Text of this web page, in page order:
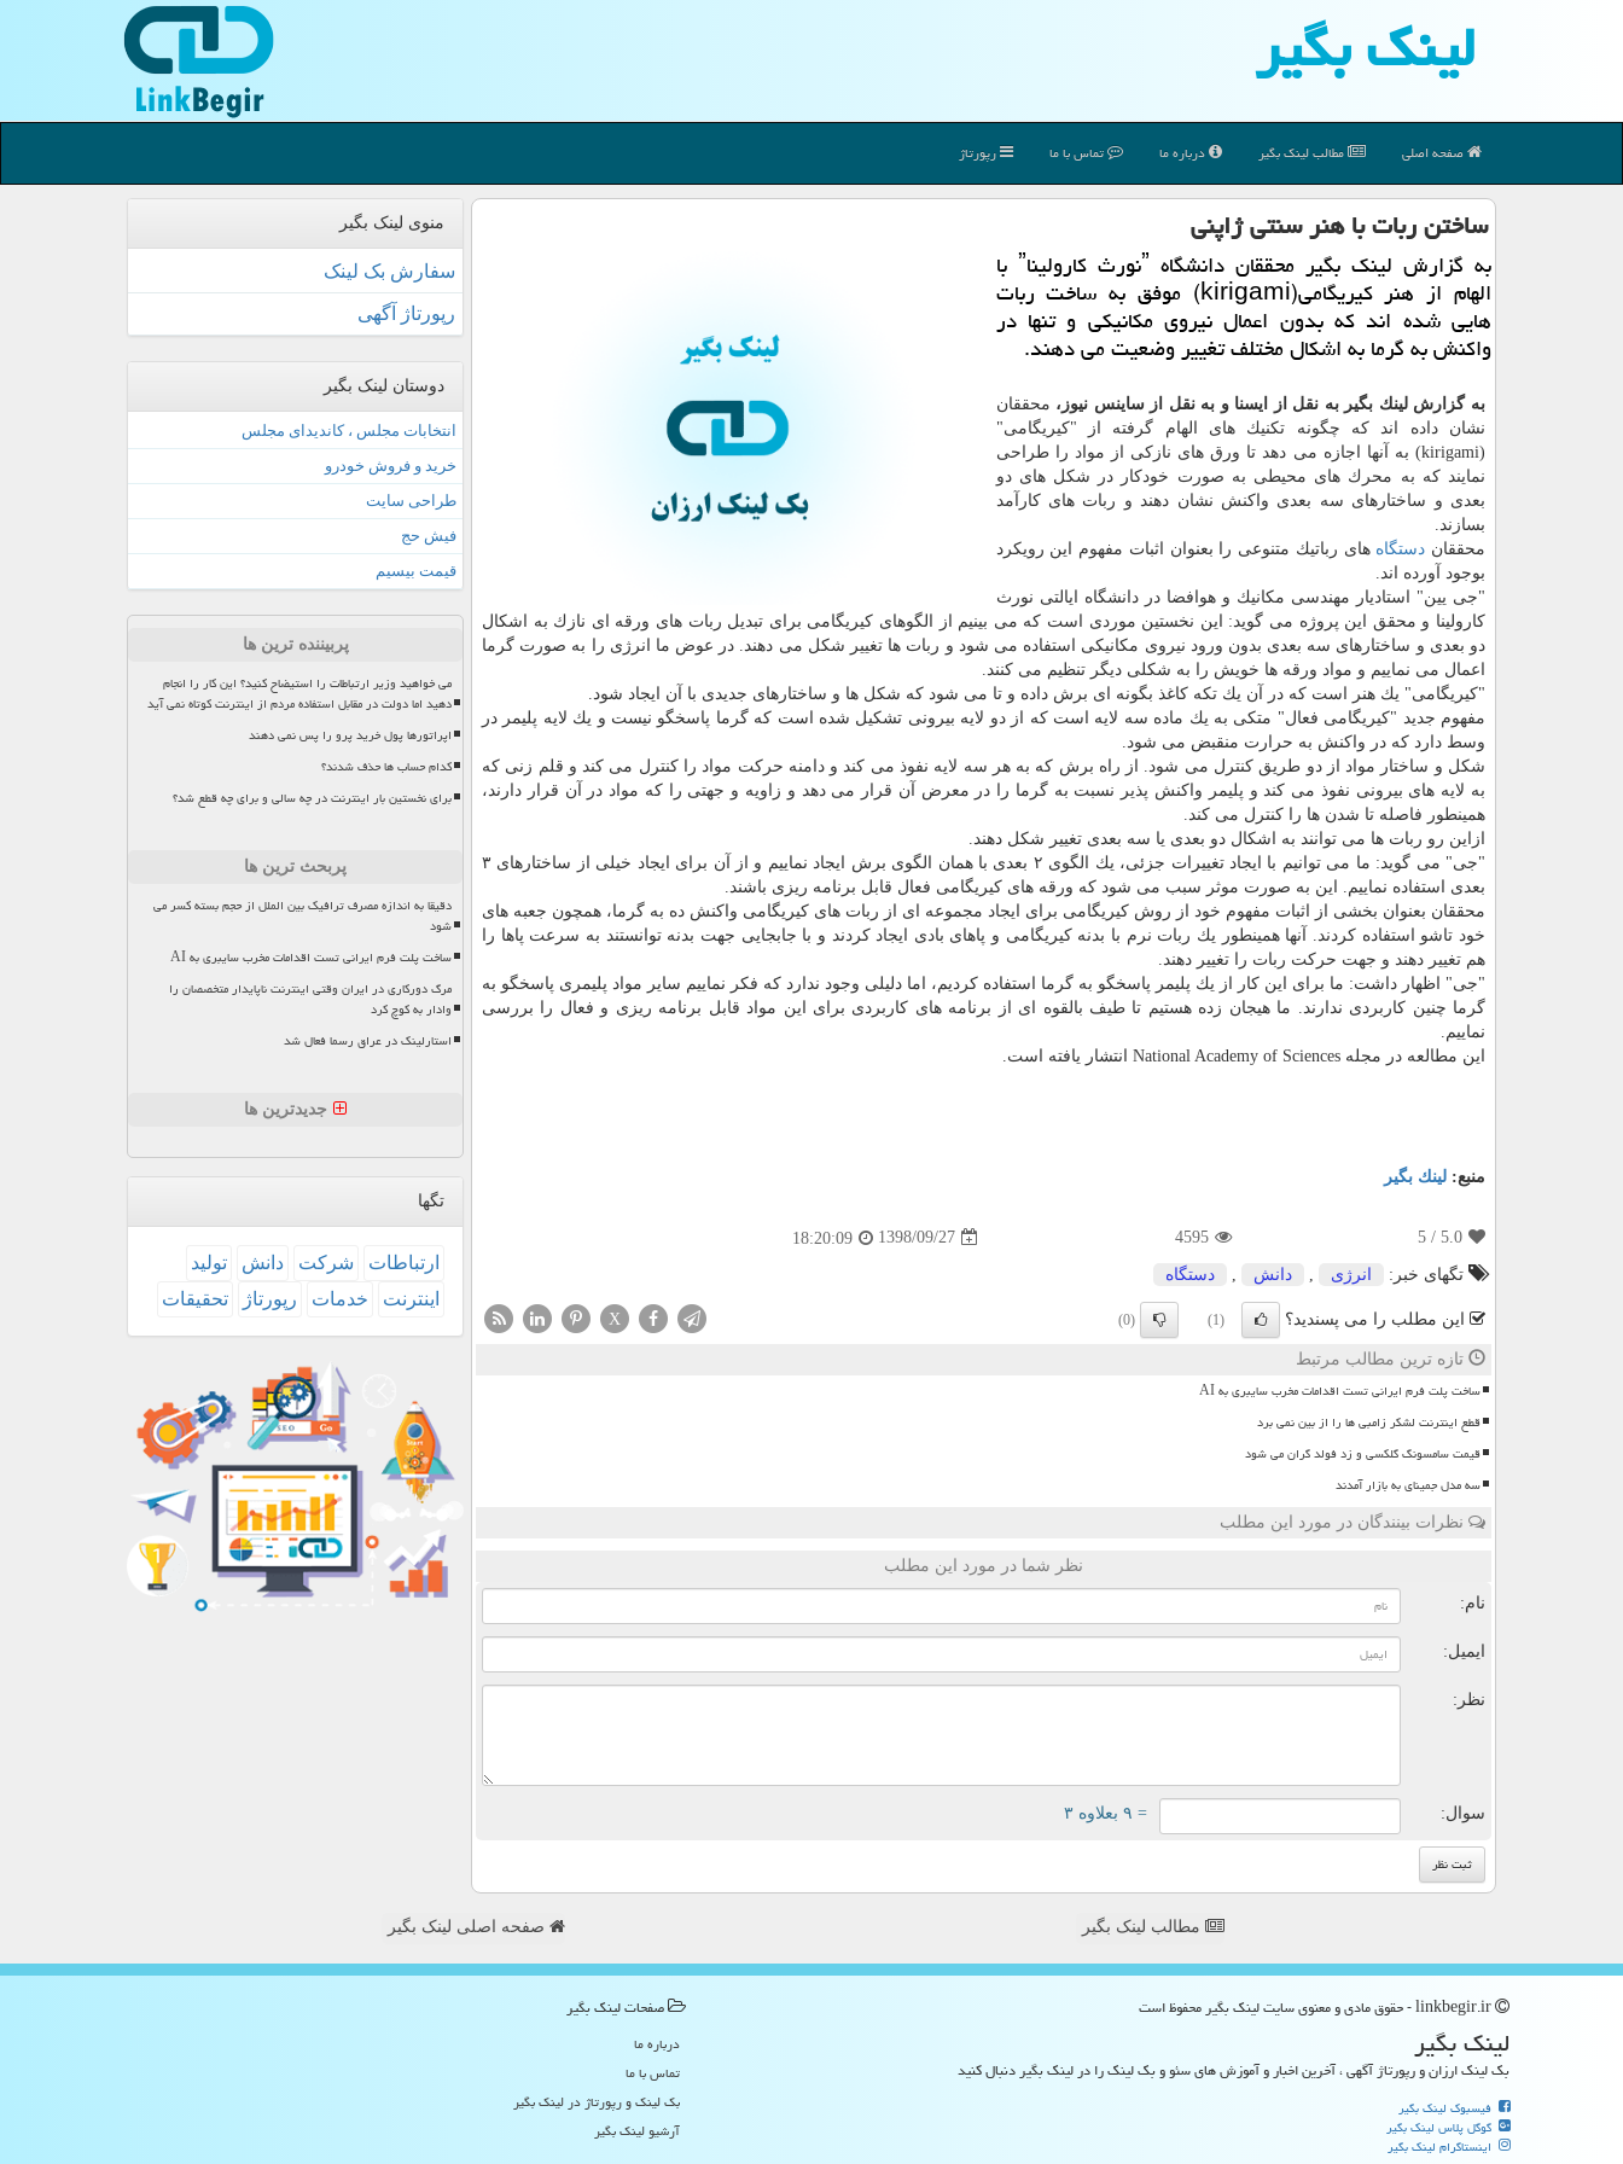
لینك بگیر
صفحه اصلی مطالب لینك بگیر درباره ما تماس با ما رپورتاژ
ساختن ربات با هنر سنتی ژاپنی
به گزارش لینك بگیر محققان دانشگاه ˮنورث كارولیناˮ با
الهام از هنر كیریگامی(kirigami) موفق به ساخت ربات
هایی شده اند كه بدون اعمال نیروی مكانیكی و تنها در
واكنش به گرما به اشكال مختلف تغییر وضعیت می دهند.
به گزارش لینك بگیر به نقل از ایسنا و به نقل از ساینس نیوز، محققان
نشان داده اند كه چگونه تكنیك های الهام گرفته از "كیریگامی"
(kirigami) به آنها اجازه می دهد تا ورق های نازكی از مواد را طراحی
نمایند كه به محرك های محیطی به صورت خودكار در شكل های دو
بعدی و ساختارهای سه بعدی واكنش نشان دهند و ربات های كارآمد
بسازند.
محققان دستگاه های رباتیك متنوعی را بعنوان اثبات مفهوم این رویكرد
بوجود آورده اند.
"جی یین" استادیار مهندسی مكانیك و هوافضا در دانشگاه ایالتی نورث
كارولینا و محقق این پروژه می گوید: این نخستین موردی است كه می بینیم از الگوهای كیریگامی برای تبدیل ربات های ورقه ای نازك به اشكال
دو بعدی و ساختارهای سه بعدی بدون ورود نیروی مكانیكی استفاده می شود و ربات ها تغییر شكل می دهند. در عوض ما انرژی را به صورت گرما
اعمال می نماییم و مواد ورقه ها خویش را به شكلی دیگر تنظیم می كنند.
"كیریگامی" یك هنر است كه در آن یك تكه كاغذ بگونه ای برش داده و تا می شود كه شكل ها و ساختارهای جدیدی با آن ایجاد شود.
مفهوم جدید "كیریگامی فعال" متكی به یك ماده سه لایه است كه از دو لایه بیرونی تشكیل شده است كه گرما پاسخگو نیست و یك لایه پلیمر در
وسط دارد كه در واكنش به حرارت منقبض می شود.
شكل و ساختار مواد از دو طریق كنترل می شود. از راه برش كه به هر سه لایه نفوذ می كند و دامنه حركت مواد را كنترل می كند و قلم زنی كه
به لایه های بیرونی نفوذ می كند و پلیمر واكنش پذیر نسبت به گرما را در معرض آن قرار می دهد و زاویه و جهتی را كه مواد در آن قرار دارند،
همینطور فاصله تا شدن ها را كنترل می كند.
ازاین رو ربات ها می توانند به اشكال دو بعدی یا سه بعدی تغییر شكل دهند.
"جی" می گوید: ما می توانیم با ایجاد تغییرات جزئی، یك الگوی ۲ بعدی با همان الگوی برش ایجاد نماییم و از آن برای ایجاد خیلی از ساختارهای ۳
بعدی استفاده نماییم. این به صورت موثر سبب می شود كه ورقه های كیریگامی فعال قابل برنامه ریزی باشند.
محققان بعنوان بخشی از اثبات مفهوم خود از روش كیریگامی برای ایجاد مجموعه ای از ربات های كیریگامی واكنش ده به گرما، همچون جعبه های
خود تاشو استفاده كردند. آنها همینطور یك ربات نرم با بدنه كیریگامی و پاهای بادی ایجاد كردند و با جابجایی جهت بدنه توانستند به سرعت پاها را
هم تغییر دهند و جهت حركت ربات را تغییر دهند.
"جی" اظهار داشت: ما برای این كار از یك پلیمر پاسخگو به گرما استفاده كردیم، اما دلیلی وجود ندارد كه فكر نماییم سایر مواد پلیمری پاسخگو به
گرما چنین كاربردی ندارند. ما هیجان زده هستیم تا طیف بالقوه ای از برنامه های كاربردی برای این مواد قابل برنامه ریزی و فعال را بررسی
نماییم.
این مطالعه در مجله National Academy of Sciences انتشار یافته است.
منبع: لینك بگیر
5.0
/ 5
4595
1398/09/27
18:20:09
تگهای خبر:
انرژی دانش دستگاه
این مطلب را می پسندید؟ (1)
(0)
X
تازه ترین مطالب مرتبط
ساخت پلت فرم ایرانی تست اقدامات مخرب سایبری به AI
قطع اینترنت لشکر زامبی ها را از بین نمی برد
قیمت سامسونگ گلکسی و زد فولد گران می شود
سه مدل جمینای به بازار آمدند
نظرات بینندگان در مورد این مطلب
نظر شما در مورد این مطلب
نام:
ایمیل:
نظر:
سوال: = ۹ بعلاوه ۳
منوی لینک بگیر
سفارش بک لینک
رپورتاژ آگهی
دوستان لینک بگیر
انتخابات مجلس ، کاندیدای مجلس
خرید و فروش خودرو
طراحی سایت
فیش حج
قیمت بیسیم
پربیننده ترین ها
می خواهید وزیر ارتباطات را استیضاح کنید؟ این کار را انجام
دهید اما دولت در مقابل استفاده مردم از اینترنت کوتاه نمی آید
اپراتورها پول خرید پرو را پس نمی دهند
کدام حساب ها حذف شدند؟
برای نخستین بار اینترنت در چه سالی و برای چه قطع شد؟
پربحث ترین ها
دقیقا به اندازه مصرف ترافیک بین الملل از حجم بسته کسر می
شود
ساخت پلت فرم ایرانی تست اقدامات مخرب سایبری به AI
مرگ دورکاری در ایران وقتی اینترنت ناپایدار متخصصان را
وادار به کوچ کرد
استارلینک در عراق رسما فعال شد
جدیدترین ها
تگها
ارتباطات شركت دانش
تولید
اینترنت
خدمات رپورتاژ تحقیقات
مطالب لینک بگیر صفحه اصلی لینک بگیر
لینك بگیر
بک لینک ارزان و رپورتاژ آگهی ، آخرین اخبار و آموزش های سئو و بک لینک را در لینک بگیر دنبال کنید
فیسبوک لینک بگیر
گوگل پلاس لینک بگیر
اینستاگرام لینک بگیر
صفحات لینك بگیر
درباره ما
تماس با ما
بک لینک و رپورتاژ در لینك بگیر
آرشیو لینك بگیر